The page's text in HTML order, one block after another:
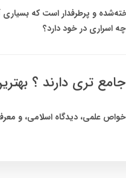
و پرطرفدار است که بسیاری
اسراری در خود دارد؟
تری دارند ؟
علمی، دیدگاه اسلامی، و